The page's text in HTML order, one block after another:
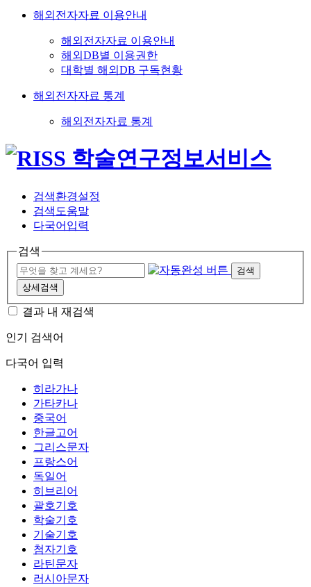
해외전자자료 이용안내
해외전자자료 이용안내
해외DB별 이용권한
대학별 해외DB 구독현황
해외전자자료 통계
해외전자자료 통계
검색환경설정
검색도움말
다국어입력
검색
검색
상세검색
결과 내 재검색
인기 검색어
다국어 입력
히라가나
가타카나
중국어
한글고어
그리스문자
프랑스어
독일어
히브리어
괄호기호
학술기호
기술기호
첨자기호
라틴문자
러시아문자